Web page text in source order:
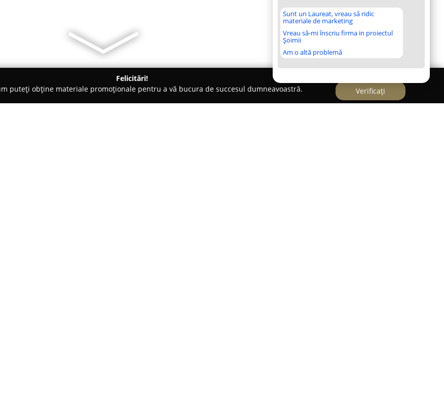
Sunt un Laureat, vreau să ridic
materiale de marketing
Vreau să-mi înscriu firma in proiectul
Șoimii
Am o altă problemă
Felicitări!
puteți obține materiale promoționale pentru a vă bucura de succesul dumneavoastră.
Verificați